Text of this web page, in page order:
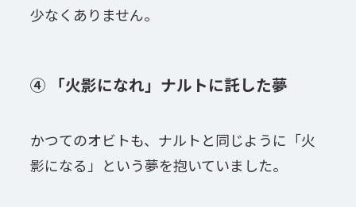
少なくありません。
④ 「火影になれ」ナルトに託した夢
かつてのオビトも、ナルトと同じように「火
影になる」という夢を抱いていました。